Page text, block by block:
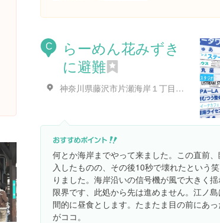
C
らーめん花みずき
に避難
神奈川県藤沢市片瀬海岸１丁目１２番地１７ 江ノ島ビュータワー １F
何とか海岸までやって来ました。この直前
入したものの、その後10秒で壊れたという
りました。海岸沿いの信号機が風で大きく揺
限界です、此処から先は進めません。江ノ
間的に昼食とします。たまたま目の前にあ
がココ。